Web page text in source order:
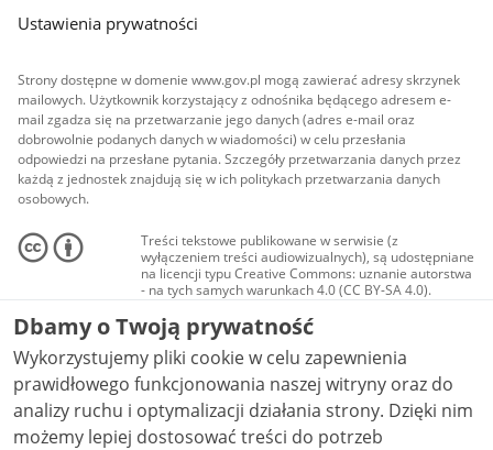
Ustawienia prywatności
Strony dostępne w domenie www.gov.pl mogą zawierać adresy skrzynek
mailowych. Użytkownik korzystający z odnośnika będącego adresem e-
mail zgadza się na przetwarzanie jego danych (adres e-mail oraz
dobrowolnie podanych danych w wiadomości) w celu przesłania
odpowiedzi na przesłane pytania. Szczegóły przetwarzania danych przez
każdą z jednostek znajdują się w ich politykach przetwarzania danych
osobowych.
Treści tekstowe publikowane w serwisie (z
wyłączeniem treści audiowizualnych), są udostępniane
na licencji typu Creative Commons: uznanie autorstwa
- na tych samych warunkach 4.0 (CC BY-SA 4.0).
Materiały audiowizualne, w tym zdjęcia, materiały
audio i wideo, są udostępniane na licencji typu
Creative Commons: uznanie autorstwa użycie
niekomercyjne - bez utworów zależnych 4.0 (CC BY-
NC-ND 4.0), o ile nie jest to stwierdzone inaczej.
Dbamy o Twoją prywatność
Wykorzystujemy pliki cookie w celu zapewnienia
prawidłowego funkcjonowania naszej witryny oraz do
analizy ruchu i optymalizacji działania strony. Dzięki nim
możemy lepiej dostosować treści do potrzeb